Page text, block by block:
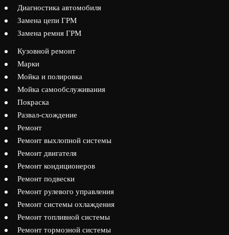
Диагностика автомобиля
Замена цепи ГРМ
Замена ремня ГРМ
Кузовной ремонт
Марки
Мойка и полировка
Мойка самообслуживания
Покраска
Развал-схождение
Ремонт
Ремонт выхлопной системы
Ремонт двигателя
Ремонт кондиционеров
Ремонт подвески
Ремонт рулевого управления
Ремонт системы охлаждения
Ремонт топливной системы
Ремонт тормозной системы